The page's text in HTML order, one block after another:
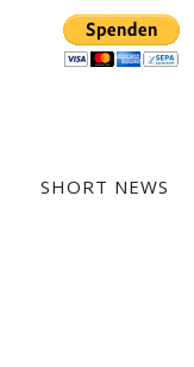
SHORT NEWS